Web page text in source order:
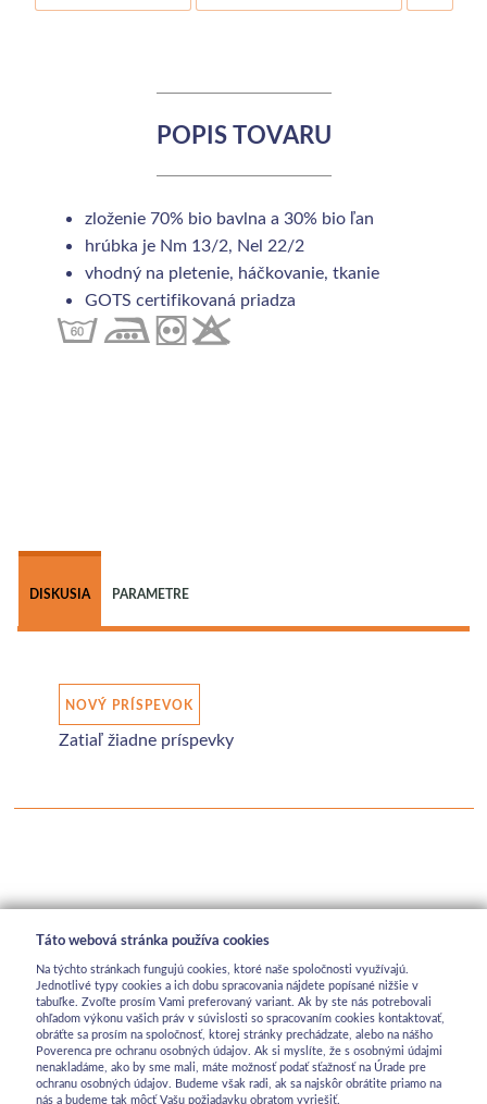
POPIS TOVARU
zloženie 70% bio bavlna a 30% bio ľan
hrúbka je Nm 13/2, Nel 22/2
vhodný na pletenie, háčkovanie, tkanie
GOTS certifikovaná priadza
DISKUSIA PARAMETRE
NOVÝ PRÍSPEVOK
Zatiaľ žiadne príspevky
Táto webová stránka používa cookies
Na týchto stránkach fungujú cookies, ktoré naše spoločnosti využívajú.
Jednotlivé typy cookies a ich dobu spracovania nájdete popísané nižšie v
tabuľke. Zvoľte prosím Vami preferovaný variant. Ak by ste nás potrebovali
ohľadom výkonu vašich práv v súvislosti so spracovaním cookies kontaktovať,
obráťte sa prosím na spoločnosť, ktorej stránky prechádzate, alebo na nášho
Poverenca pre ochranu osobných údajov. Ak si myslíte, že s osobnými údajmi
nenakladáme, ako by sme mali, máte možnosť podať sťažnosť na Úrade pre
ochranu osobných údajov. Budeme však radi, ak sa najskôr obrátite priamo na
nás a budeme tak môcť Vašu požiadavku obratom vyriešiť.